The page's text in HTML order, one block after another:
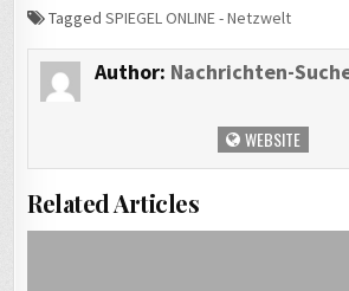
TaggedSPIEGEL ONLINE - Netzwelt
Author: Nachrichten-
WEBSITE
Related Articles